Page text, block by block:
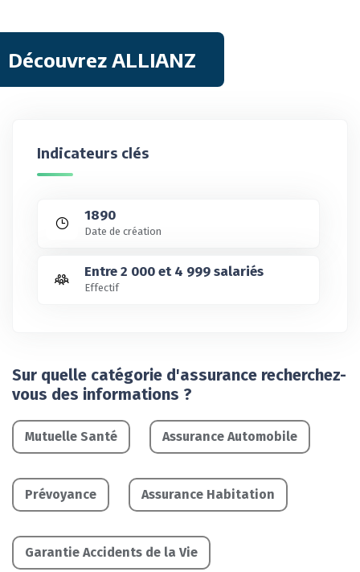
Découvrez ALLIANZ
Indicateurs clés
1890
Date de création
Entre 2 000 et 4 999 salariés
Effectif
Sur quelle catégorie d'assurance recherchez-
vous des informations ?
Mutuelle Santé Assurance Automobile
Prévoyance Assurance Habitation
Garantie Accidents de la Vie